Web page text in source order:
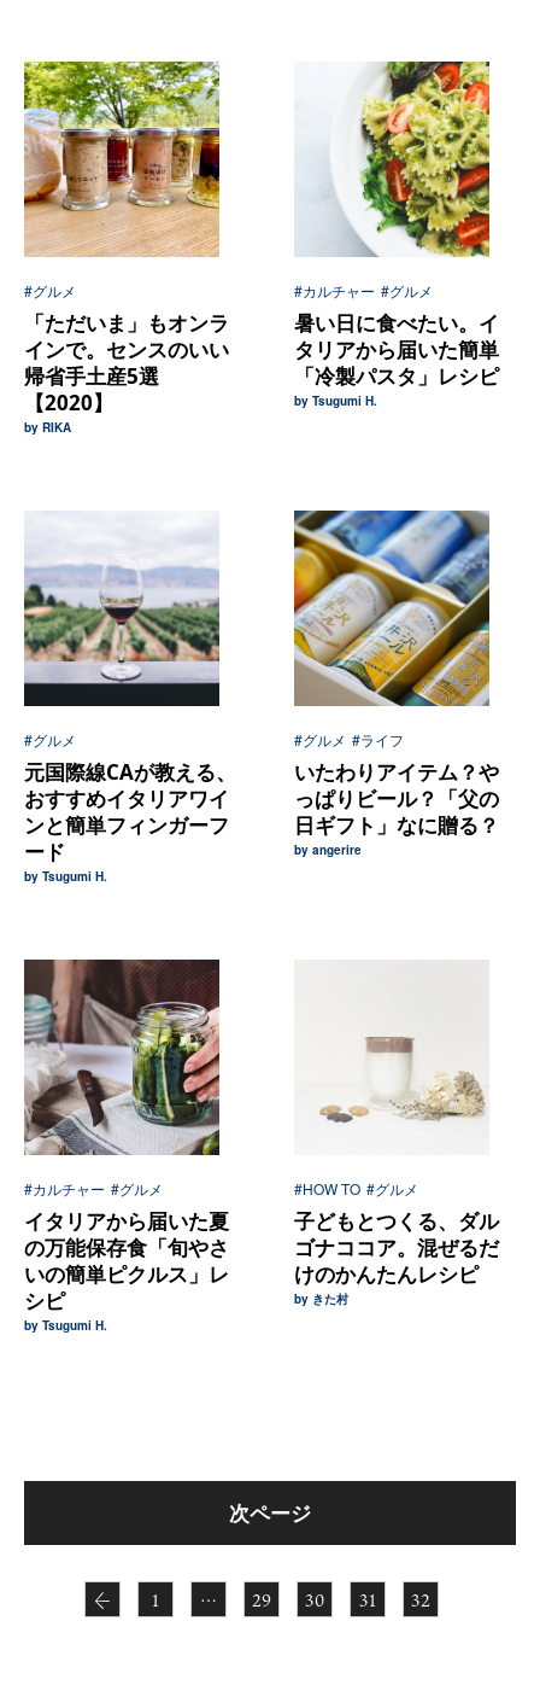
#グルメ
「ただいま」もオンラ
インで。センスのいい
帰省手土産5選
【2020】
by RIKA
#カルチャー #グルメ
暑い日に食べたい。イ
タリアから届いた簡単
「冷製パスタ」レシピ
by Tsugumi H.
#グルメ
元国際線CAが教える、
おすすめイタリアワイ
ンと簡単フィンガーフ
ード
by Tsugumi H.
#グルメ #ライフ
いたわりアイテム？や
っぱりビール？「父の
日ギフト」なに贈る？
by angerire
#カルチャー #グルメ
イタリアから届いた夏
の万能保存食「旬やさ
いの簡単ピクルス」レ
シピ
by Tsugumi H.
#HOW TO #グルメ
子どもとつくる、ダル
ゴナココア。混ぜるだ
けのかんたんレシピ
by きた村
次ページ
← 1 … 29 30 31 32